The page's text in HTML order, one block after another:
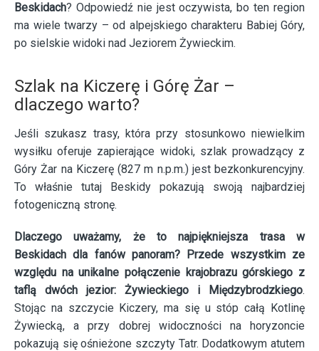
Beskidach? Odpowiedź nie jest oczywista, bo ten region
ma wiele twarzy – od alpejskiego charakteru Babiej Góry,
po sielskie widoki nad Jeziorem Żywieckim.
Szlak na Kiczerę i Górę Żar –
dlaczego warto?
Jeśli szukasz trasy, która przy stosunkowo niewielkim
wysiłku oferuje zapierające widoki, szlak prowadzący z
Góry Żar na Kiczerę (827 m n.p.m.) jest bezkonkurencyjny.
To właśnie tutaj Beskidy pokazują swoją najbardziej
fotogeniczną stronę.
Dlaczego uważamy, że to najpiękniejsza trasa w
Beskidach dla fanów panoram? Przede wszystkim ze
względu na unikalne połączenie krajobrazu górskiego z
taflą dwóch jezior: Żywieckiego i Międzybrodzkiego.
Stojąc na szczycie Kiczery, ma się u stóp całą Kotlinę
Żywiecką, a przy dobrej widoczności na horyzoncie
pokazują się ośnieżone szczyty Tatr. Dodatkowym atutem